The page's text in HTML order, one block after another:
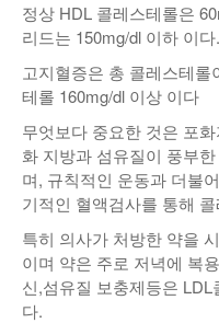
정상 HDL 콜레스테롤은
리드는 150mg/dl 이하 이다.
고지혈증은 총 콜레스테
테롤 160mg/dl 이상 이다
무엇보다 중요한 것은 포
화 지방과 섬유질이 풍부
며, 규칙적인 운동과 더불
기적인 혈액검사를 통해
특히 의사가 처방한 약을
이며 약은 주로 저녁에 복
신,섬유질 보충제등은
다.